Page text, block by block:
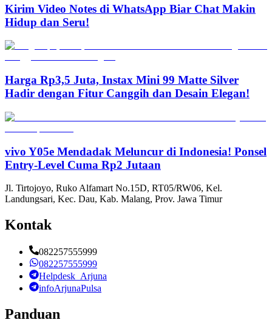
Kirim Video Notes di WhatsApp Biar Chat Makin
Hidup dan Seru!
Harga Rp3,5 Juta, Instax Mini 99 Matte Silver
Hadir dengan Fitur Canggih dan Desain Elegan!
vivo Y05e Mendadak Meluncur di Indonesia! Ponsel
Entry-Level Cuma Rp2 Jutaan
Jl. Tirtojoyo, Ruko Alfamart No.15D, RT05/RW06, Kel.
Landungsari, Kec. Dau, Kab. Malang, Prov. Jawa Timur
Kontak
082257555999
082257555999
Helpdesk_Arjuna
infoArjunaPulsa
Panduan